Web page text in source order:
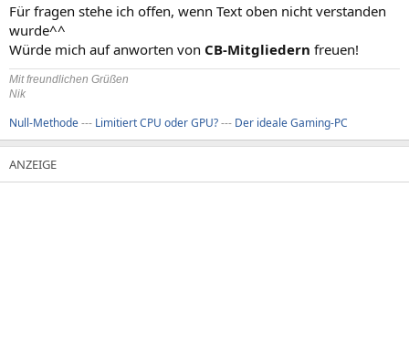
Für fragen stehe ich offen, wenn Text oben nicht verstanden
wurde^^
Würde mich auf anworten von CB-Mitgliedern freuen!
Mit freundlichen Grüßen
Nik
Null-Methode--- Limitiert CPU oder GPU?--- Der ideale Gaming-PC